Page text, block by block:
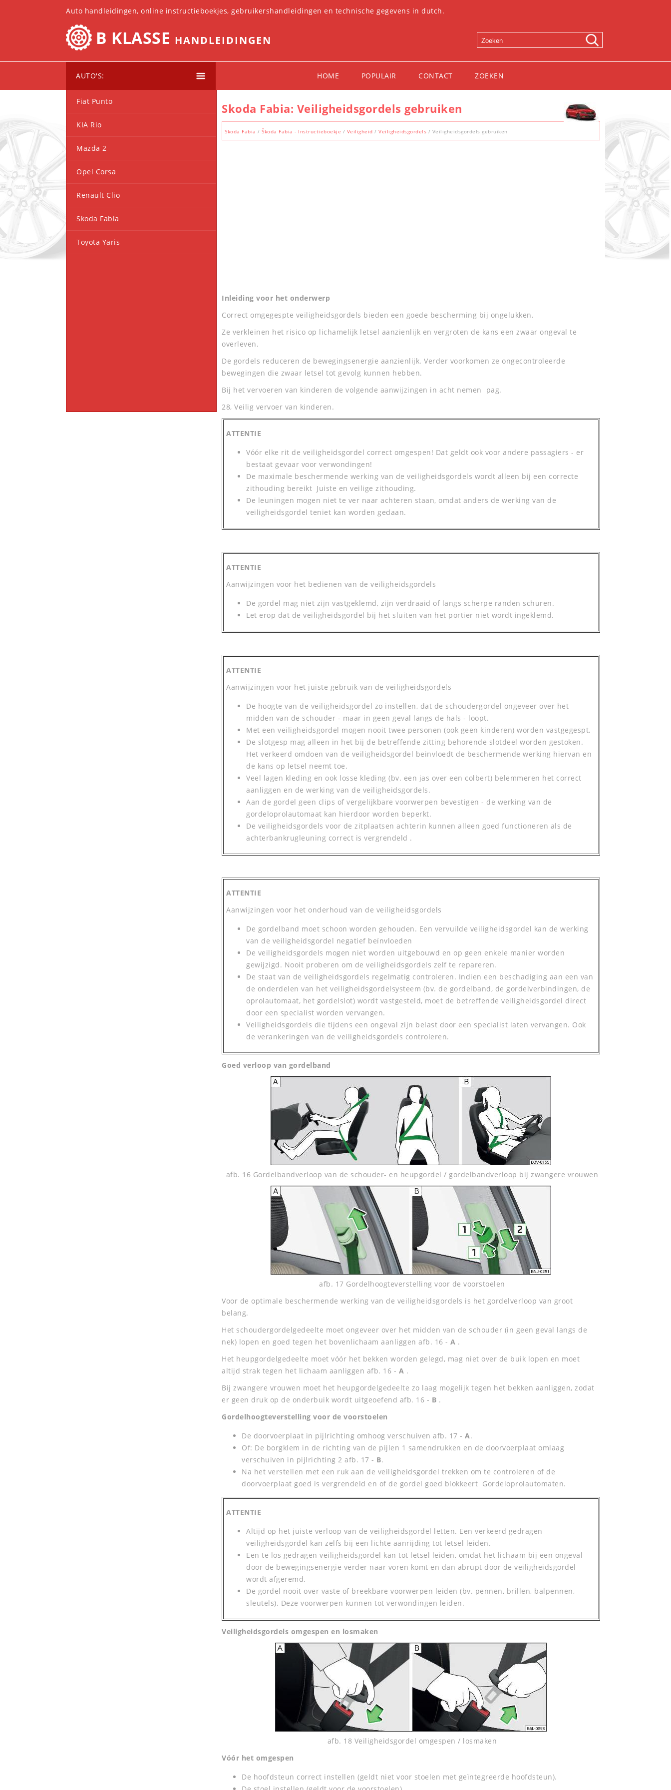
Auto handleidingen, online instructieboekjes, gebruikershandleidingen en technische gegevens in dutch.
B KLASSE HANDLEIDINGEN
AUTO'S: HOME POPULAIR CONTACT ZOEKEN
Skoda Fabia: Veiligheidsgordels gebruiken
Skoda Fabia / Škoda Fabia - Instructieboekje / Veiligheid / Veiligheidsgordels / Veiligheidsgordels gebruiken
Inleiding voor het onderwerp
Correct omgegespte veiligheidsgordels bieden een goede bescherming bij ongelukken.
Ze verkleinen het risico op lichamelijk letsel aanzienlijk en vergroten de kans een zwaar ongeval te
overleven.
De gordels reduceren de bewegingsenergie aanzienlijk. Verder voorkomen ze ongecontroleerde
bewegingen die zwaar letsel tot gevolg kunnen hebben.
Bij het vervoeren van kinderen de volgende aanwijzingen in acht nemen pag.
28, Veilig vervoer van kinderen.
ATTENTIE
Vóór elke rit de veiligheidsgordel correct omgespen! Dat geldt ook voor andere passagiers - er
bestaat gevaar voor verwondingen!
De maximale beschermende werking van de veiligheidsgordels wordt alleen bij een correcte
zithouding bereikt Juiste en veilige zithouding.
De leuningen mogen niet te ver naar achteren staan, omdat anders de werking van de
veiligheidsgordel teniet kan worden gedaan.
ATTENTIE
Aanwijzingen voor het bedienen van de veiligheidsgordels
De gordel mag niet zijn vastgeklemd, zijn verdraaid of langs scherpe randen schuren.
Let erop dat de veiligheidsgordel bij het sluiten van het portier niet wordt ingeklemd.
ATTENTIE
Aanwijzingen voor het juiste gebruik van de veiligheidsgordels
De hoogte van de veiligheidsgordel zo instellen, dat de schoudergordel ongeveer over het
midden van de schouder - maar in geen geval langs de hals - loopt.
Met een veiligheidsgordel mogen nooit twee personen (ook geen kinderen) worden vastgegespt.
De slotgesp mag alleen in het bij de betreffende zitting behorende slotdeel worden gestoken.
Het verkeerd omdoen van de veiligheidsgordel beinvloedt de beschermende werking hiervan en
de kans op letsel neemt toe.
Veel lagen kleding en ook losse kleding (bv. een jas over een colbert) belemmeren het correct
aanliggen en de werking van de veiligheidsgordels.
Aan de gordel geen clips of vergelijkbare voorwerpen bevestigen - de werking van de
gordeloprolautomaat kan hierdoor worden beperkt.
De veiligheidsgordels voor de zitplaatsen achterin kunnen alleen goed functioneren als de
achterbankrugleuning correct is vergrendeld .
ATTENTIE
Aanwijzingen voor het onderhoud van de veiligheidsgordels
De gordelband moet schoon worden gehouden. Een vervuilde veiligheidsgordel kan de werking
van de veiligheidsgordel negatief beïnvloeden
De veiligheidsgordels mogen niet worden uitgebouwd en op geen enkele manier worden
gewijzigd. Nooit proberen om de veiligheidsgordels zelf te repareren.
De staat van de veiligheidsgordels regelmatig controleren. Indien een beschadiging aan een van
de onderdelen van het veiligheidsgordelsysteem (bv. de gordelband, de gordelverbindingen, de
oprolautomaat, het gordelslot) wordt vastgesteld, moet de betreffende veiligheidsgordel direct
door een specialist worden vervangen.
Veiligheidsgordels die tijdens een ongeval zijn belast door een specialist laten vervangen. Ook
de verankeringen van de veiligheidsgordels controleren.
Goed verloop van gordelband
afb. 16 Gordelbandverloop van de schouder- en heupgordel / gordelbandverloop bij zwangere vrouwen
afb. 17 Gordelhoogteverstelling voor de voorstoelen
Voor de optimale beschermende werking van de veiligheidsgordels is het gordelverloop van groot
belang.
Het schoudergordelgedeelte moet ongeveer over het midden van de schouder (in geen geval langs de
nek) lopen en goed tegen het bovenlichaam aanliggen afb. 16 - A .
Het heupgordelgedeelte moet vóór het bekken worden gelegd, mag niet over de buik lopen en moet
altijd strak tegen het lichaam aanliggen afb. 16 - A .
Bij zwangere vrouwen moet het heupgordelgedeelte zo laag mogelijk tegen het bekken aanliggen, zodat
er geen druk op de onderbuik wordt uitgeoefend afb. 16 - B .
Gordelhoogteverstelling voor de voorstoelen
De doorvoerplaat in pijlrichting omhoog verschuiven afb. 17 - A.
Of: De borgklem in de richting van de pijlen 1 samendrukken en de doorvoerplaat omlaag
verschuiven in pijlrichting 2 afb. 17 - B.
Na het verstellen met een ruk aan de veiligheidsgordel trekken om te controleren of de
doorvoerplaat goed is vergrendeld en of de gordel goed blokkeert Gordeloprolautomaten.
ATTENTIE
Altijd op het juiste verloop van de veiligheidsgordel letten. Een verkeerd gedragen
veiligheidsgordel kan zelfs bij een lichte aanrijding tot letsel leiden.
Een te los gedragen veiligheidsgordel kan tot letsel leiden, omdat het lichaam bij een ongeval
door de bewegingsenergie verder naar voren komt en dan abrupt door de veiligheidsgordel
wordt afgeremd.
De gordel nooit over vaste of breekbare voorwerpen leiden (bv. pennen, brillen, balpennen,
sleutels). Deze voorwerpen kunnen tot verwondingen leiden.
Veiligheidsgordels omgespen en losmaken
afb. 18 Veiligheidsgordel omgespen / losmaken
Vóór het omgespen
De hoofdsteun correct instellen (geldt niet voor stoelen met geïntegreerde hoofdsteun).
Fiat Punto
KIA Rio
Mazda 2
Opel Corsa
Renault Clio
Skoda Fabia
Toyota Yaris